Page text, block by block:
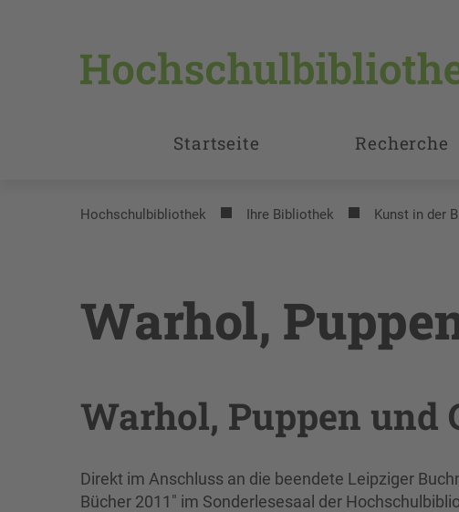
Startseite Recherche
Hochschulbibliothek Ihre Bibliothek Kunst in der
Warhol,
Warhol, Puppen und
Direkt im Anschluss an die beendete Leipziger
Bücher 2011" im Sonderlesesaal der